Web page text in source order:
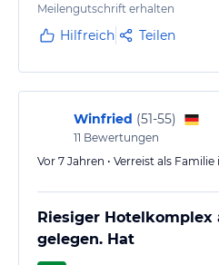
Meilengutschrift erhalten
Hilfreich Teilen
Winfried (51-55)
11 Bewertungen
Vor 7 Jahren • Verreist als Familie
Riesiger Hotelkomplex
gelegen. Hat